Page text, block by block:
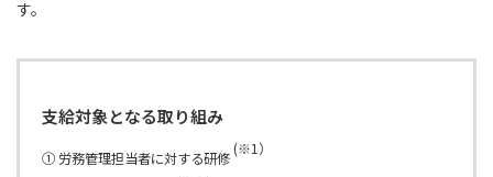
す。
支給対象となる取り組み
① 労務管理担当者に対する研修 (※1）